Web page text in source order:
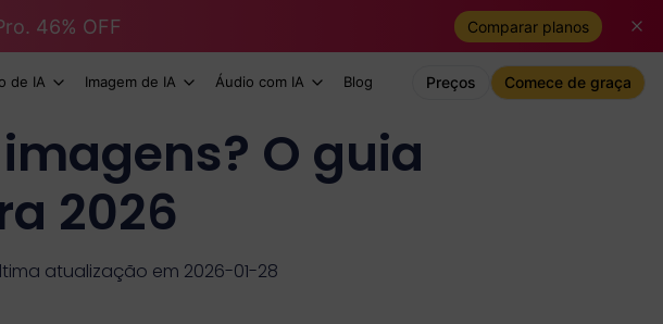
46% OFF Comparar planos
de IA Imagem de IA Áudio com IA Blog Preços Comece de graça
O guia
2026
atualização em 2026-01-28